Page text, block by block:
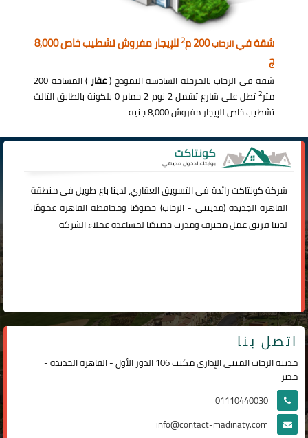
شقة فيالرحاب200 م 2
للإيجار مفروش تشطيب خاص 8,000
ج
شقة في الرحاب بالمرحلة السادسة النموذج (عقار
) المساحة 200
متر2
تطل على شارع تشمل 2 نوم 2 حمام 0 بلكونة بالطابق الثالث
تشطيب خاص للإيجار مفروش 8,000 جنيه
شركةكونتاكترائدة فى التسويق العقاري، لدينا باع طويل فى منطقة
القاهرة الجديدة (مدينتي -الرحاب) خصوصًا ومحافظة القاهرة عمومًا.
لدينا فريق عمل محترف ومدرب خصيصًا لمساعدة عملاء الشركة
اتصل بنا
مدينة الرحاب المبنى الإداري مكتب 106 الدور الأول - القاهرة الجديدة -
مصر
01110440030
info@contact-madinaty.com